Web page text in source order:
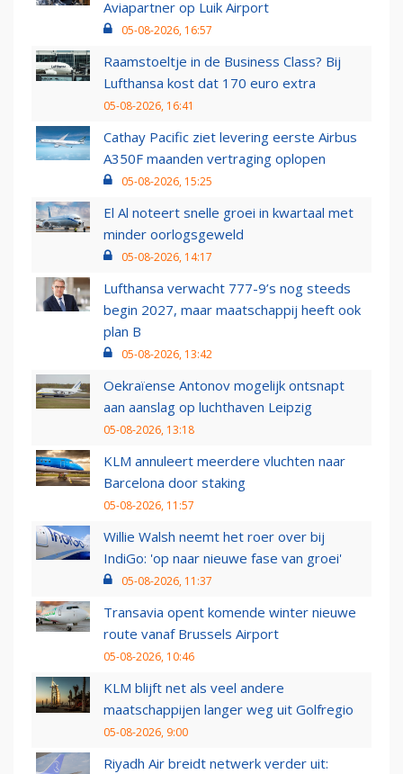
Aviapartner op Luik Airport
05-08-2026, 16:57
Raamstoeltje in de Business Class? Bij
Lufthansa kost dat 170 euro extra
05-08-2026, 16:41
Cathay Pacific ziet levering eerste Airbus
A350F maanden vertraging oplopen
05-08-2026, 15:25
El Al noteert snelle groei in kwartaal met
minder oorlogsgeweld
05-08-2026, 14:17
Lufthansa verwacht 777-9’s nog steeds
begin 2027, maar maatschappij heeft ook
plan B
05-08-2026, 13:42
Oekraïense Antonov mogelijk ontsnapt
aan aanslag op luchthaven Leipzig
05-08-2026, 13:18
KLM annuleert meerdere vluchten naar
Barcelona door staking
05-08-2026, 11:57
Willie Walsh neemt het roer over bij
IndiGo: 'op naar nieuwe fase van groei'
05-08-2026, 11:37
Transavia opent komende winter nieuwe
route vanaf Brussels Airport
05-08-2026, 10:46
KLM blijft net als veel andere
maatschappijen langer weg uit Golfregio
05-08-2026, 9:00
Riyadh Air breidt netwerk verder uit: